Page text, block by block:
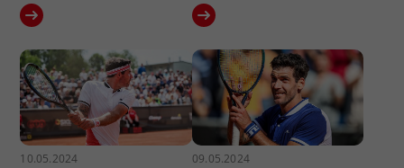
10.05.2024 09.05.2024